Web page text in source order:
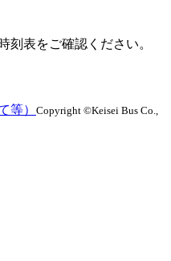
刻表をご確認ください。
等） Copyright ©Keisei Bus Co.,